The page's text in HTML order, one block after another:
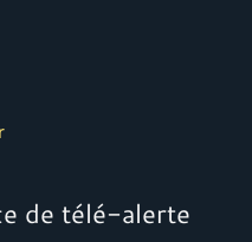
de télé-alerte